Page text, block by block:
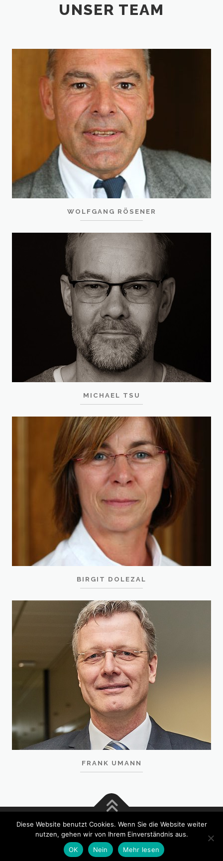
UNSER TEAM
WOLFGANG RÖSENER
MICHAEL TSU
BIRGIT DOLEZAL
FRANK UMANN
Copyright © 2017 Rösener & Tsu GmbH | Bausachverständige
und Ingenieure |Datenschutz|Impressum
Diese Website benutzt Cookies. Wenn Sie die Website weiter
nutzen, gehen wir von Ihrem Einverständnis aus.
OK
Nein Mehr lesen